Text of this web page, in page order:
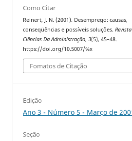
Como Citar
Reinert, J. N. (2001). Desemprego: causas,
conseqüências e possíveis soluções.
Ciências Da Administração,3(5), 45–48.
https://doi.org/10.5007/%x
Fomatos de Citação
Edição
Ano 3 - Número 5 - Março de
Seção